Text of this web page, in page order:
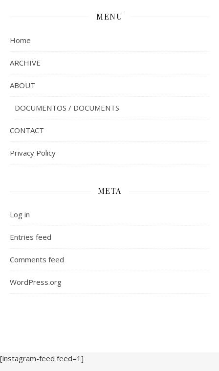
MENU
Home
ARCHIVE
ABOUT
DOCUMENTOS / DOCUMENTS
CONTACT
Privacy Policy
META
Log in
Entries feed
Comments feed
WordPress.org
[instagram-feed feed=1]